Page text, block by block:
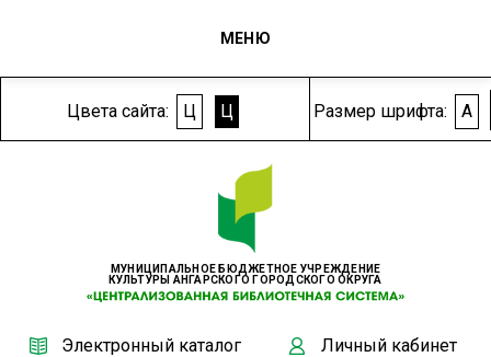
Цвета сайта: Ц Ц Размер шрифта: A
МУНИЦИПАЛЬНОЕ БЮДЖЕТНОЕ УЧРЕЖДЕНИЕ
КУЛЬТУРЫ АНГАРСКОГО ГОРОДСКОГО ОКРУГА
Электронный каталог Личный кабинет
МЕНЮ